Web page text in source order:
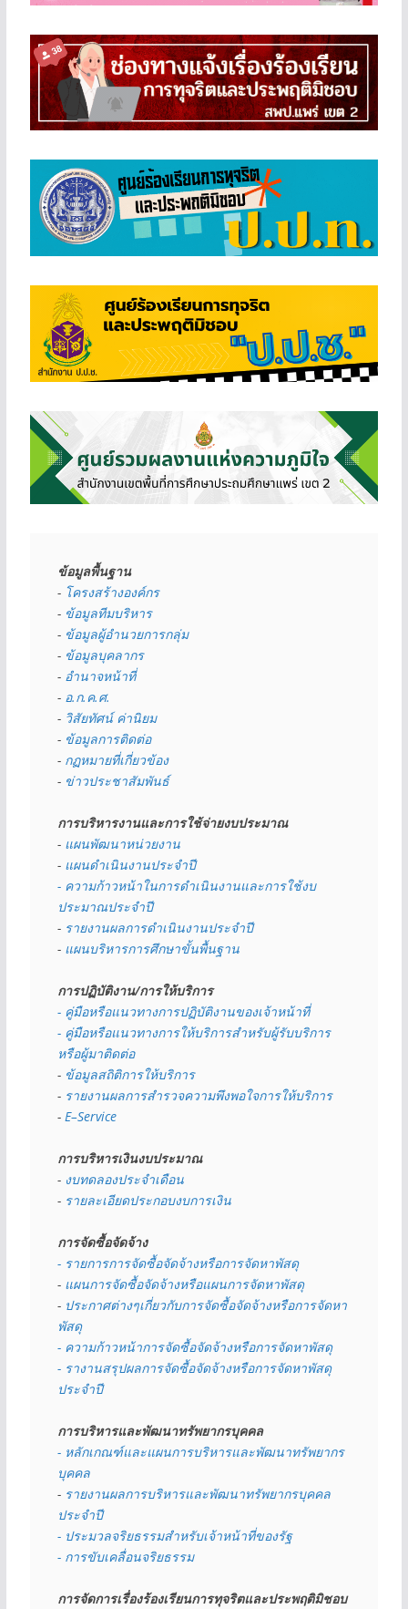
ข้อมูลพื้นฐาน
- โครงสร้างองค์กร
- ข้อมูลทีมบริหาร
- ข้อมูลผู้อำนวยการกลุ่ม
- ข้อมูลบุคลากร
- อำนาจหน้าที่
- อ.ก.ค.ศ.
- วิสัยทัศน์ ค่านิยม
- ข้อมูลการติดต่อ
- กฏหมายที่เกี่ยวข้อง
- ข่าวประชาสัมพันธ์
การบริหารงานและการใช้จ่ายงบประมาณ
- แผนพัฒนาหน่วยงาน
- แผนดำเนินงานประจำปี
- ความก้าวหน้าในการดำเนินงานและการใช้งบ
ประมาณประจำปี
- รายงานผลการดำเนินงานประจำปี
- แผนบริหารการศึกษาขั้นพื้นฐาน
การปฏิบัติงาน/การให้บริการ
- คู่มือหรือแนวทางการปฏิบัติงานของเจ้าหน้าที่
- คู่มือหรือแนวทางการให้บริการสำหรับผู้รับบริการ
หรือผู้มาติดต่อ
- ข้อมูลสถิติการให้บริการ
- รายงานผลการสำรวจความพึงพอใจการให้บริการ
- E–Service
การบริหารเงินงบประมาณ
- งบทดลองประจำเดือน
- รายละเอียดประกอบงบการเงิน
การจัดซื้อจัดจ้าง
- รายการการจัดซื้อจัดจ้างหรือการจัดหาพัสดุ
- แผนการจัดซื้อจัดจ้างหรือแผนการจัดหาพัสดุ
- ประกาศต่างๆเกี่ยวกับการจัดซื้อจัดจ้างหรือการจัดหา
พัสดุ
- ความก้าวหน้าการจัดซื้อจัดจ้างหรือการจัดหาพัสดุ
- รางานสรุปผลการจัดซื้อจัดจ้างหรือการจัดหาพัสดุ
ประจำปี
การบริหารและพัฒนาทรัพยากรบุคคล
- หลักเกณฑ์และแผนการบริหารและพัฒนาทรัพยากร
บุคคล
- รายงานผลการบริหารและพัฒนาทรัพยากรบุคคล
ประจำปี
- ประมวลจริยธรรมสำหรับเจ้าหน้าที่ของรัฐ
- การขับเคลื่อนจริยธรรม
การจัดการเรื่องร้องเรียนการทุจริตและประพฤติมิชอบ